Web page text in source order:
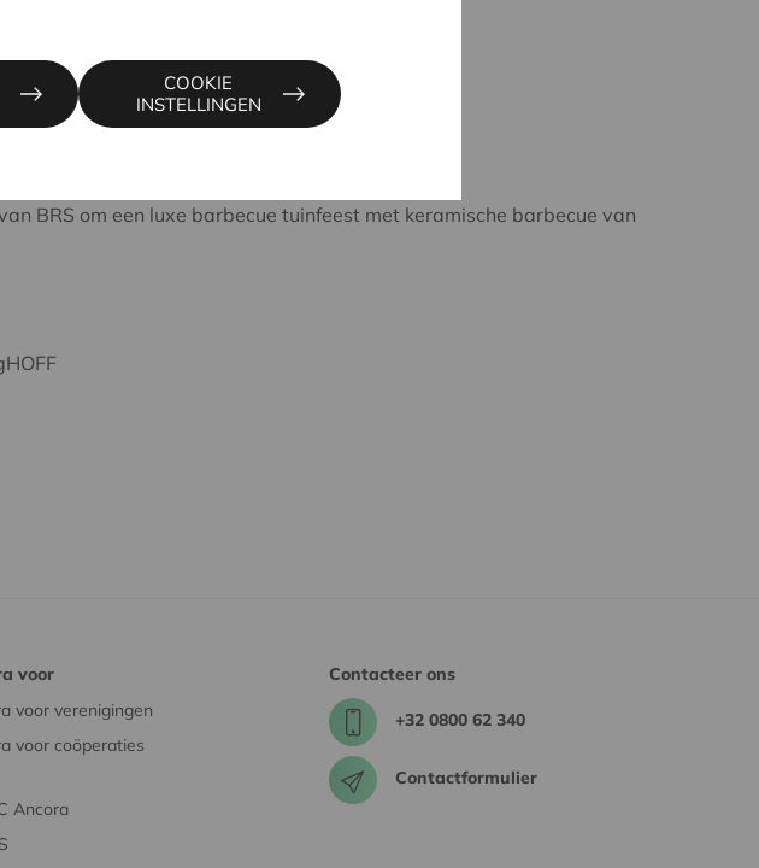
BRS om een luxe barbecue tuinfeest met keramische barbecue van
voor
voor verenigingen
voor coöperaties
Ancora
Contacteer ons
+32 0800 62 340
Contactformulier
COOKIE
INSTELLINGEN